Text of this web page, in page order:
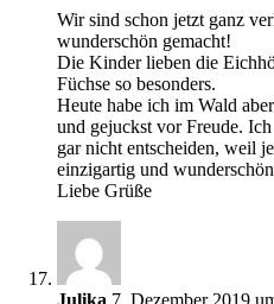
Wir sind schon jetzt ganz
wunderschön gemacht!
Die Kinder lieben die
Füchse so besonders.
Heute habe ich im Wald
und gejuckst vor Freude.
gar nicht entscheiden, weil
einzigartig und
Liebe Grüße
Julika 7. Dezember 2019